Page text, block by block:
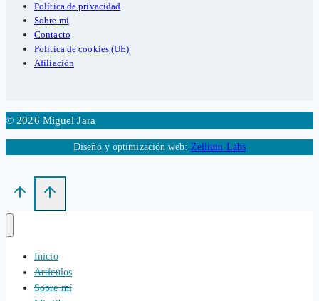
Política de privacidad
Sobre mí
Contacto
Política de cookies (UE)
Afiliación
© 2026 Miguel Jara
Diseño y optimización web: Zellium Labs
Inicio
Artículos
Sobre mí